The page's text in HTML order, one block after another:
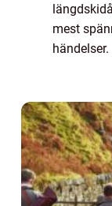
mest
vi att g...